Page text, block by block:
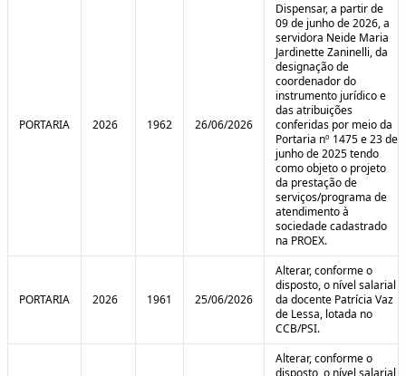
PORTARIA 2026 1962 26/06/2026
Dispensar, a partir de
09 de junho de 2026, a
servidora Neide Maria
Jardinette Zaninelli, da
designação de
coordenador do
instrumento jurídico e
das atribuições
conferidas por meio da
Portaria nº 1475 e 23 de
junho de 2025 tendo
como objeto o projeto
da prestação de
serviços/programa de
atendimento à
sociedade cadastrado
na PROEX.
PORTARIA 2026 1961 25/06/2026
Alterar, conforme o
disposto, o nível salarial
da docente Patrícia Vaz
de Lessa, lotada no
CCB/PSI.
Alterar, conforme o
disposto, o nível salarial